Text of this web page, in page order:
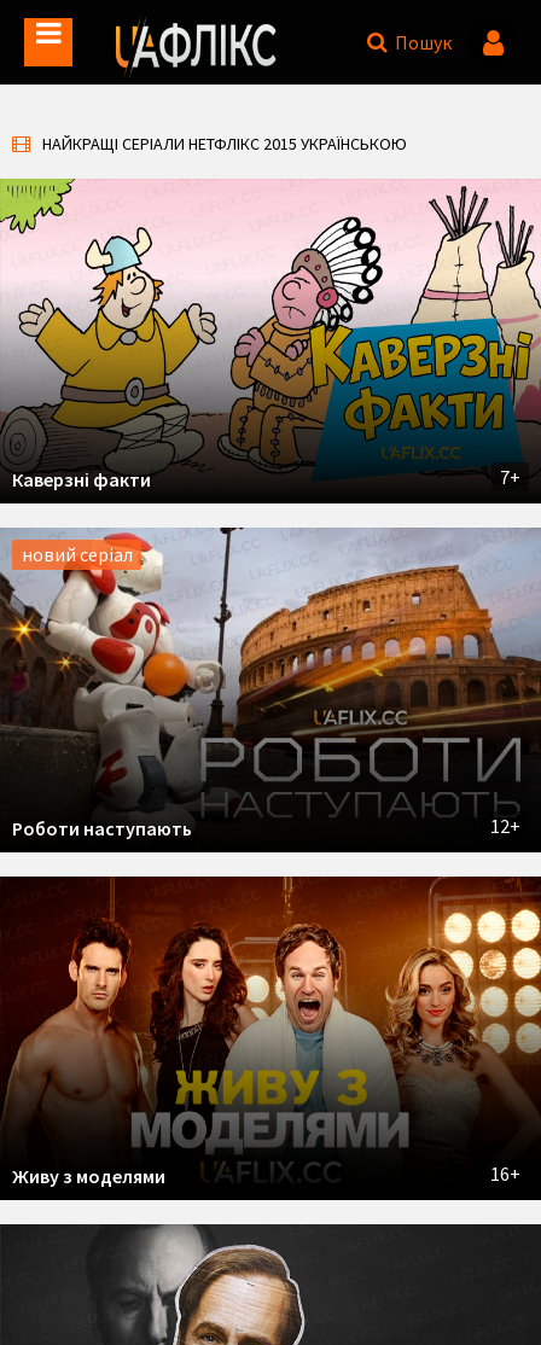
Пошук
НАЙКРАЩІ СЕРІАЛИ НЕТФЛІКС 2015 УКРАЇНСЬКОЮ
7+
Каверзні факти
новий серіал
12+
Роботи наступають
16+
Живу з моделями